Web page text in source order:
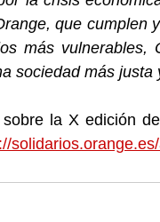
que cumplen
más vulnerables,
sociedad más justa
la X edición